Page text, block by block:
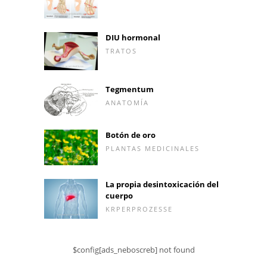
DIU hormonal
TRATOS
Tegmentum
ANATOMÍA
Botón de oro
PLANTAS MEDICINALES
La propia desintoxicación del
cuerpo
KRPERPROZESSE
$config[ads_neboscreb] not found